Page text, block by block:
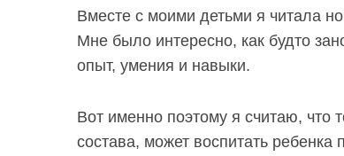
Вместе с моими детьми я читала
Мне было интересно, как будто
опыт, умения и навыки.
Вот именно поэтому я считаю, что
состава, может воспитать